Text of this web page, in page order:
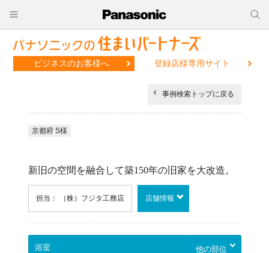
ビジネスのお客様へ 登録店様専用サイト
事例検索トップに戻る
京都府 S様
新旧の空間を融合して築150年の旧家を大改造。
担当： （株）フジタ工務店 店舗情報
他の部位